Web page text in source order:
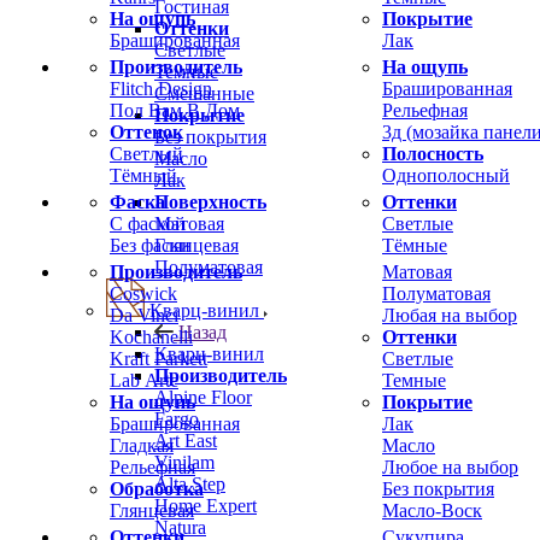
На ощупь
Брашированная
Покрытие
Лак
Производитель
Flitch Design
Пол Вам В Дом
Оттенок
Светлый
Тёмный
На ощупь
Брашированная
Рельефная
3д (мозайка
Полосность
Однополосный
Фаска
С фаской
Без фаски
Оттенки
Светлые
Тёмные
Производитель
Coswick
Da Vinci
Kochanelli
Kraft Parkett
Lab Arte
На ощупь
Брашированная
Гладкая
Рельефная
Обработка
Глянцевая
Матовая
Полуматовая
Любая на выбор
Оттенки
Светлые
Темные
Покрытие
Лак
Масло
Любое на выбор
Без покрытия
Масло-Воск
Гостиная
Оттенки
Светлые
Темные
Смешанные
Покрытие
Без покрытия
Масло
Лак
Поверхность
Матовая
Глянцевая
Полуматовая
Кварц-винил
Назад
Кварц-винил
Производитель
Alpine Floor
Fargo
Art East
Vinilam
Alta Step
Home Expert
Natura